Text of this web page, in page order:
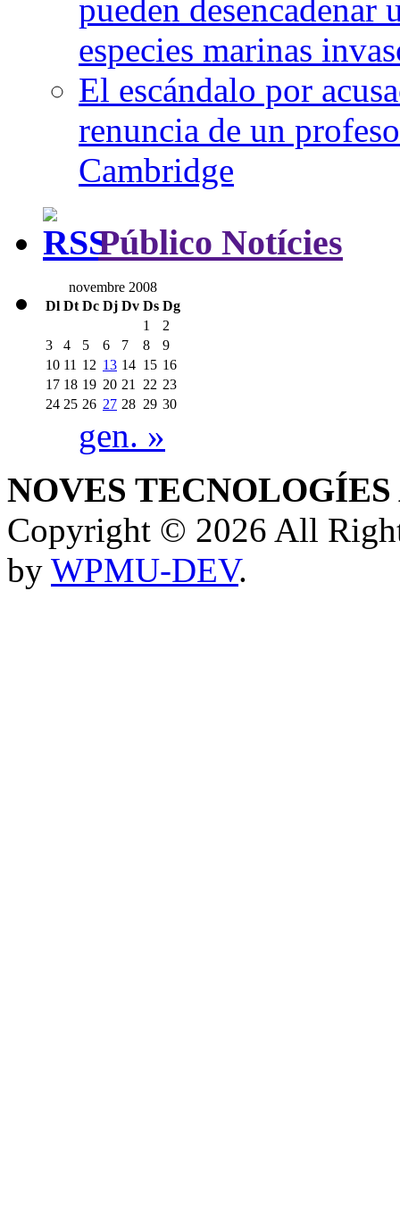
pueden
especies marinas
El escándalo por
renuncia de un
Cambridge
Público Notícies
novembre 2008
Dl Dt Dc Dj Dv Ds Dg
1
2
3
4 5 6 7 8
9
10 11 12 13 14 15 16
17 18 19 20 21 22 23
24 25 26 27 28 29 30
gen. »
NOVES
Copyright © 2026 All
by WPMU-DEV.